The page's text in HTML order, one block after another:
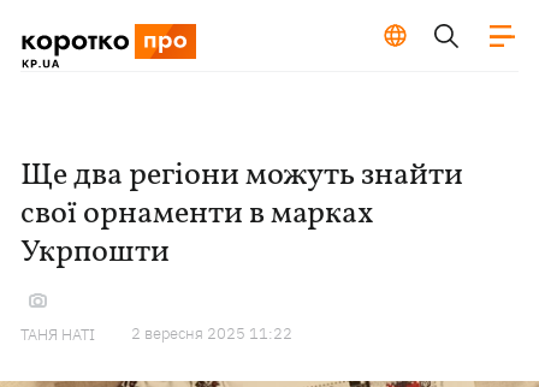
Ще два регіони можуть знайти
свої орнаменти в марках
Укрпошти
ТАНЯ НАТІ 2 вересня 2025 11:22